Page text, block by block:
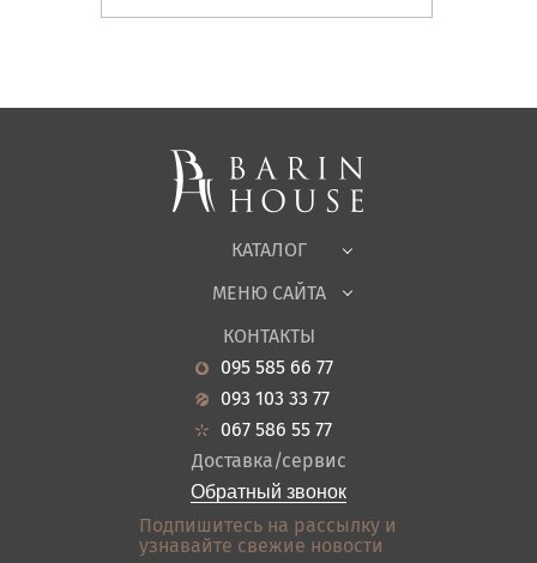
КАТАЛОГ
Спальни, Кровати
Корпусная мебель
Офисная мебель
Садовая мебель
Гостиная
Кухня
Прихожие
Ванная
Акции
МЕНЮ САЙТА
О нас
Новости
Гарантия
Кредит
Оплата и доставка
Отзывы
Контакты
Карта сайта
КОНТАКТЫ
095 585 66 77
093 103 33 77
067 586 55 77
Доставка/сервис
Обратный звонок
Подпишитесь на рассылку и
узнавайте свежие новости